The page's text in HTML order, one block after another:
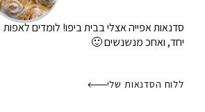
סדנאות אפייה אצלי בביתביפו! לומדים לאפות
יחד, ואחכ מנשנשים 🙂
ללוח הסדנאות שלי